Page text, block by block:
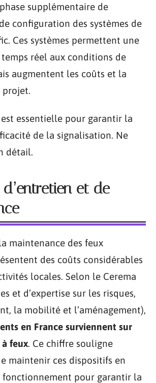
supplémentaire de
configuration des systèmes de
Ces systèmes permettent une
réel aux conditions de
augmentent les coûts et la
projet.
essentielle pour garantir la
de la signalisation. Ne
détail.
et de
maintenance des feux
des coûts considérables
locales. Selon le Cerema
et d’expertise sur les risques,
la mobilité et l’aménagement),
en France surviennent sur
feux. Ce chiffre souligne
maintenir ces dispositifs en
pour garantir la